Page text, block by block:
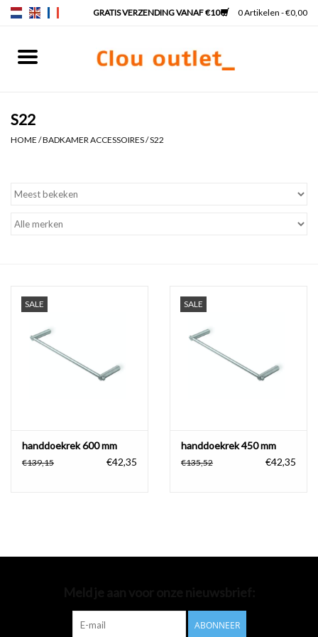
0 Artikelen - €0,00
Kranen & sifons
Badkamermeubels
Spiegelverlichting
Badkamer accessoires
S22
HOME /BADKAMER ACCESSOIRES/S22
SALE
handdoekrek 600 mm
€139,15 €42,35
SALE
handdoekrek 450 mm
€135,52 €42,35
ABONNEER